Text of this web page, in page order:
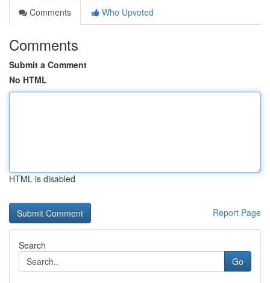
Comments
Who Upvoted
Comments
Submit a Comment
No HTML
HTML is disabled
Report Page
Search
Go